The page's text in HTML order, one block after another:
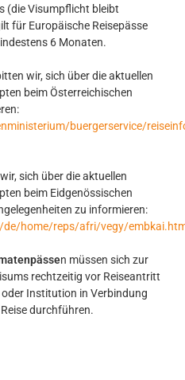
(die Visumpflicht bleibt
für Europäische Reisepässe
6 Monaten.
wir, sich über die aktuellen
beim Österreichischen
buergerservice/
sich über die aktuellen
beim Eidgenössischen
zu informieren:
home/reps/afri/vegy/
n müssen sich zur
rechtzeitig vor Reiseantritt
oder Institution in Verbindung
durchführen.